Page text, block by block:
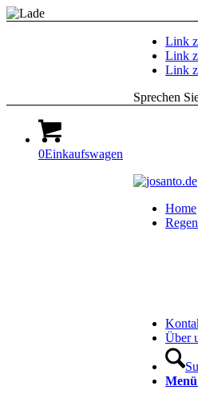
Link
Link
Link
Sprechen
0Einkaufswagen
Home
Über
Menü